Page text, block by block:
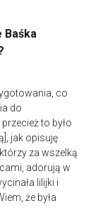
Baśka
co
do
to było
jak opisuję
za wszelką
adorują w
lilijki i
że była